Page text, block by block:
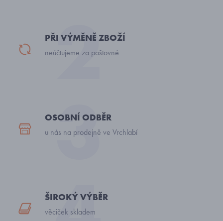
PŘI VÝMĚNĚ ZBOŽÍ
neúčtujeme za poštovné
OSOBNÍ ODBĚR
u nás na prodejně ve Vrchlabí
ŠIROKÝ VÝBĚR
věciček skladem